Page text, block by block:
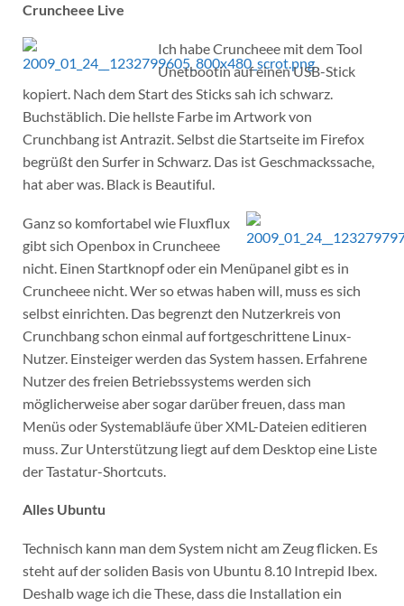
Cruncheee Live
Ich habe Cruncheee mit dem Tool
Unetbootin auf einen USB-Stick
kopiert. Nach dem Start des Sticks sah ich schwarz.
Buchstäblich. Die hellste Farbe im Artwork von
Crunchbang ist Antrazit. Selbst die Startseite im Firefox
begrüßt den Surfer in Schwarz. Das ist Geschmackssache,
hat aber was. Black is Beautiful.
Ganz so komfortabel wie Fluxflux
gibt sich Openbox in Cruncheee
nicht. Einen Startknopf oder ein Menüpanel gibt es in
Cruncheee nicht. Wer so etwas haben will, muss es sich
selbst einrichten. Das begrenzt den Nutzerkreis von
Crunchbang schon einmal auf fortgeschrittene Linux-
Nutzer. Einsteiger werden das System hassen. Erfahrene
Nutzer des freien Betriebssystems werden sich
möglicherweise aber sogar darüber freuen, dass man
Menüs oder Systemabläufe über XML-Dateien editieren
muss. Zur Unterstützung liegt auf dem Desktop eine Liste
der Tastatur-Shortcuts.
Alles Ubuntu
Technisch kann man dem System nicht am Zeug flicken. Es
steht auf der soliden Basis von Ubuntu 8.10 Intrepid Ibex.
Deshalb wage ich die These, dass die Installation ein